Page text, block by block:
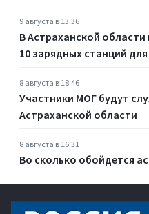
9 августа в 13:36
В Астраханской
10 зарядных станций
8 августа в 18:46
Участники МОГ будут
Астраханской области
8 августа в 16:31
Во сколько обойдется